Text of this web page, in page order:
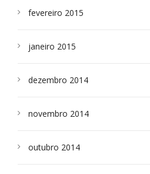
fevereiro 2015
janeiro 2015
dezembro 2014
novembro 2014
outubro 2014